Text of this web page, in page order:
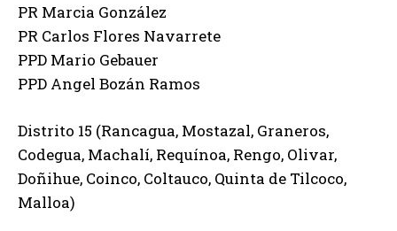
PR Marcia González
PR Carlos Flores Navarrete
PPD Mario Gebauer
PPD Angel Bozán Ramos
Distrito 15 (Rancagua, Mostazal, Graneros,
Codegua, Machalí, Requínoa, Rengo, Olivar,
Doñihue, Coinco, Coltauco, Quinta de Tilcoco,
Malloa)